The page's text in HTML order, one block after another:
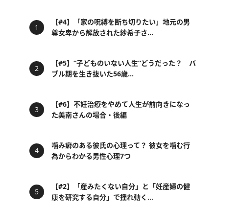
【#4】「家の呪縛を断ち切りたい」地元の男
尊女卑から解放された紗希子さ...
【#5】“子どものいない人生”どうだった？ バ
ブル期を生き抜いた56歳...
【#6】不妊治療をやめて人生が前向きになっ
た美南さんの場合・後編
噛み癖のある彼氏の心理って？ 彼女を噛む行
為からわかる男性心理7つ
【#2】「産みたくない自分」と「妊産婦の健
康を研究する自分」で揺れ動く...